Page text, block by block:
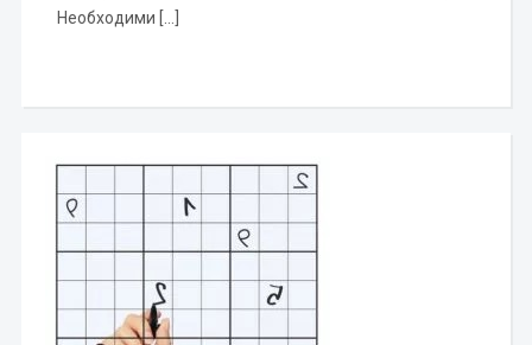
Необходими […]